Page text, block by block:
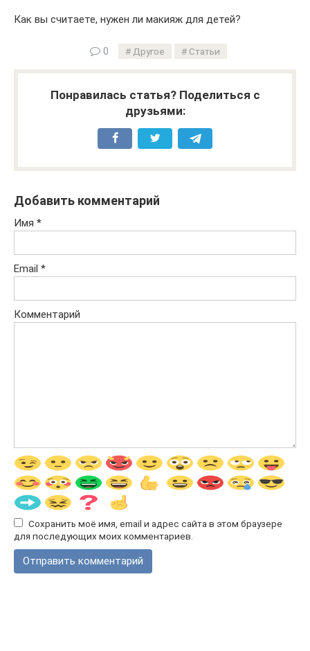
Как вы считаете, нужен ли макияж для детей?
0 Другое Статьи
Понравилась статья? Поделиться с
друзьями:
Добавить комментарий
Имя *
Email *
Комментарий
Сохранить моё имя, email и адрес сайта в этом браузере
для последующих моих комментариев.